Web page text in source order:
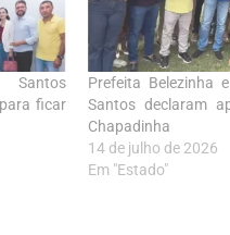
Santos
ficar
Prefeita Belezinha
Santos declaram
Chapadinha
14 de julho de 2026
Em "Estado"